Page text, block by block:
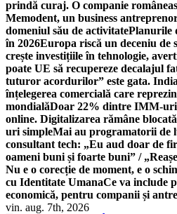
prindă curaj. O companie
Memodent, un business
domeniul său de activitatePlanurile
în 2026Europa riscă un deceniu de
crește investițiile în tehnologie,
poate UE să recupereze decalajul
tuturor acordurilor” este gata.
înțelegerea comercială care
mondialăDoar 22% dintre IMM-
online. Digitalizarea rămâne
uri simpleMai au programatorii de
consultant tech: „Eu aud doar de
oameni buni și foarte buni” /
Nu e o corecție de moment, e o
cu Identitate UmanaCe va include
economică, pentru companii și
vin. aug. 7th, 2026